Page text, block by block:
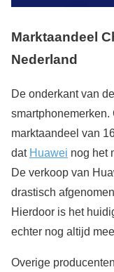
Marktaandeel
Nederland
De onderkant van
marktaandeel van
dat Huawei nog het
De verkoop van
drastisch
Hierdoor is het
echter nog altijd
Overige